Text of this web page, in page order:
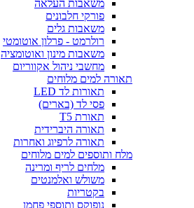
משאבות העלאה
פורקי חלבונים
משאבות גלים
רולרמט - פרלון אוטומטי
משאבות מינון ואוטומציה
מחשבי ניהול אקווריום
תאורה למים מלוחים
תאורות לד LED
פסי לד (בארים)
תאורת T5
תאורה היברידית
תאורה לרפיוג ואחרות
מלח ותוספים למים מלוחים
מלחים לריף ומרינה
משולש ואלמנטים
בקטריות
נופוקס ותוספי פחמן